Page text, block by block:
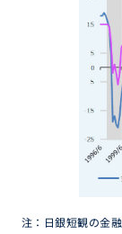
注：日銀短観の金